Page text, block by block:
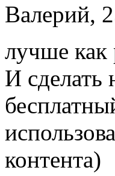
Валерий,
лучше
И
контента)